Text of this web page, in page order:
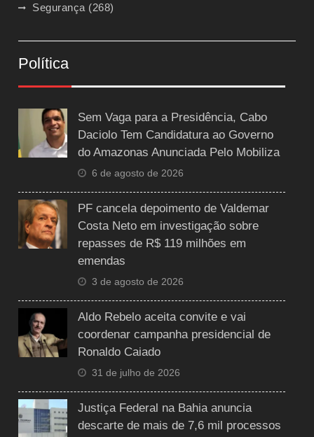
Segurança (268)
Política
Sem Vaga para a Presidência, Cabo
Daciolo Tem Candidatura ao Governo
do Amazonas Anunciada Pelo Mobiliza
6 de agosto de 2026
PF cancela depoimento de Valdemar
Costa Neto em investigação sobre
repasses de R$ 119 milhões em
emendas
3 de agosto de 2026
Aldo Rebelo aceita convite e vai
coordenar campanha presidencial de
Ronaldo Caiado
31 de julho de 2026
Justiça Federal na Bahia anuncia
descarte de mais de 7,6 mil processos